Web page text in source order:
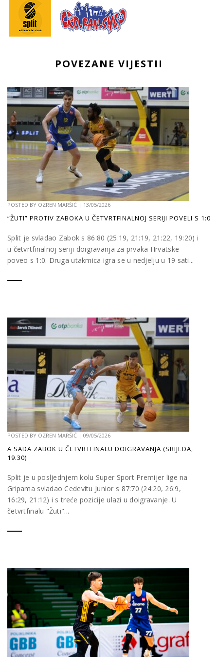
POVEZANE VIJESTII
POSTED BY OZREN MARŠIĆ | 13/05/2026
“ŽUTI” PROTIV ZABOKA U ČETVRTFINALNOJ SERIJI POVELI S 1:0
Split je svladao Zabok s 86:80 (25:19, 21:19, 21:22, 19:20) i
u četvrtfinalnoj seriji doigravanja za prvaka Hrvatske
poveo s 1:0. Druga utakmica igra se u nedjelju u 19 sati...
POSTED BY OZREN MARŠIĆ | 09/05/2026
A SADA ZABOK U ČETVRTFINALU DOIGRAVANJA (SRIJEDA,
19.30)
Split je u posljednjem kolu Super Sport Premijer lige na
Gripama svladao Cedevitu Junior s 87:70 (24:20, 26:9,
16:29, 21:12) i s treće pozicije ulazi u doigravanje. U
četvrtfinalu "Žuti"...